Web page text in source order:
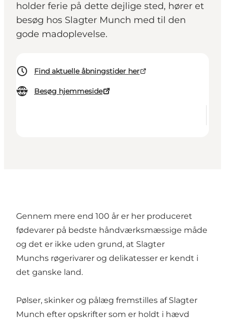
holder ferie på dette dejlige sted, hører et
besøg hos Slagter Munch med til den
gode madoplevelse.
Find aktuelle åbningstider her
Besøg hjemmeside
Gennem mere end 100 år er her produceret
fødevarer på bedste håndværksmæssige måde
og det er ikke uden grund, at Slagter
Munchs røgerivarer og delikatesser er kendt i
det ganske land.
Pølser, skinker og pålæg fremstilles af Slagter
Munch efter opskrifter som er holdt i hævd